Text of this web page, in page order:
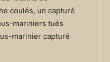
coulés, un capturé
mariniers tués
marinier capturé